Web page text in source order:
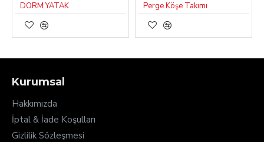
DORM YATAK Perge Köşe Takımı
Kurumsal
Hakkımızda
İptal & İade Koşulları
Gizlilik Sözleşmesi